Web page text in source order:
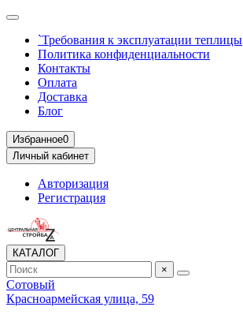
`Требования к эксплуатации теплицы
Политика конфиденциальности
Контакты
Оплата
Доставка
Блог
Избранное0
Личный кабинет
Авторизация
Регистрация
КАТАЛОГ
×
Сотовый
Красноармейская улица, 59